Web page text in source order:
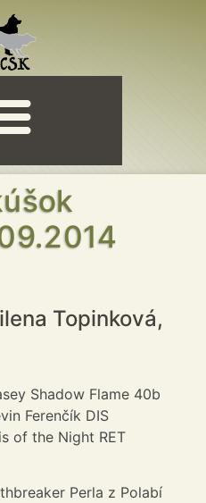
Topinková,
Shadow Flame 40b
Ferenčík DIS
of the Night RET
Perla z Polabí